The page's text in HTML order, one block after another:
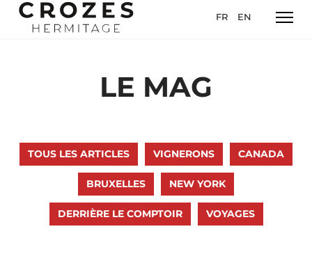
Sélectionnez votre
FR EN
LE MAG
TOUS LES ARTICLES VIGNERONS CANADA
BRUXELLES NEW YORK
DERRIÈRE LE COMPTOIR VOYAGES